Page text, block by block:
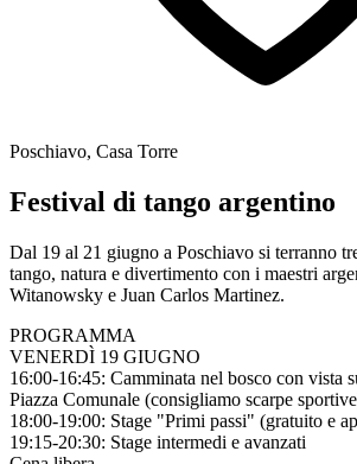
Poschiavo, Casa Torre
Festival di tango argentino
Dal 19 al 21 giugno a Poschiavo si terranno
tango, natura e divertimento con i maestri
Witanowsky e Juan Carlos Martinez.
PROGRAMMA
VENERDÌ 19 GIUGNO
16:00-16:45: Camminata nel bosco con vista
Piazza Comunale (consigliamo scarpe
18:00-19:00: Stage "Primi passi" (gratuito e
19:15-20:30: Stage intermedi e avanzati